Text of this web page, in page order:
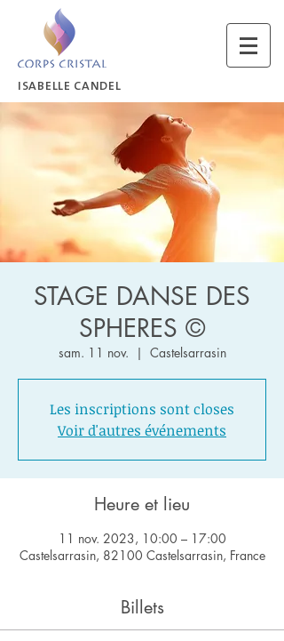
ISABELLE CANDEL
STAGE DANSE DES
SPHERES ©
sam. 11 nov.
  |
Castelsarrasin
Les inscriptions sont closes
Voir d'autres événements
Heure et lieu
11 nov. 2023, 10:00 – 17:00
Castelsarrasin, 82100 Castelsarrasin, France
Billets